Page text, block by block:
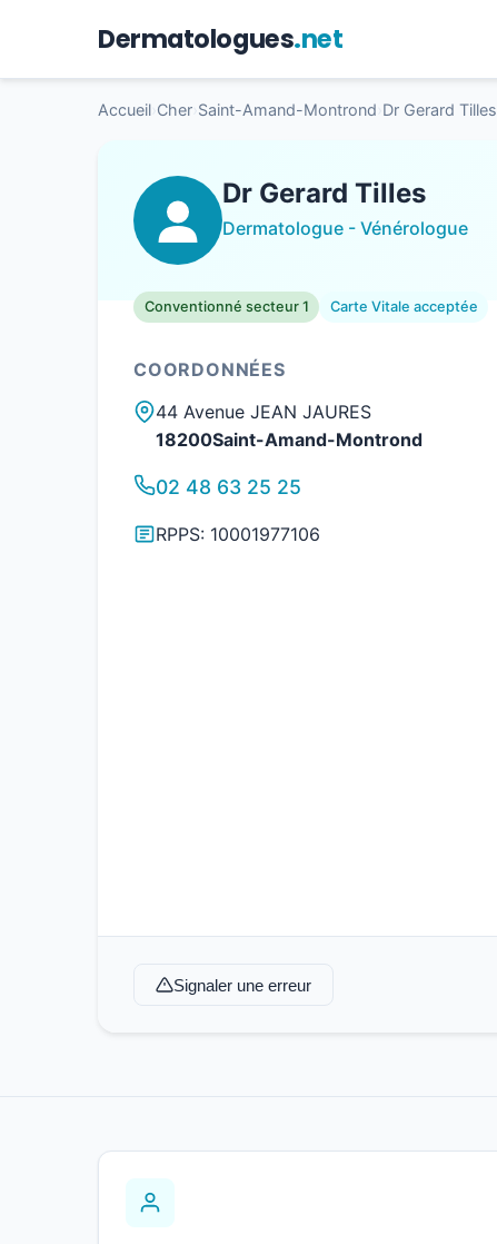
Dermatologues.net
Accueil Cher Saint-Amand-Montrond Dr Gerard Tilles
Dr Gerard Tilles
Dermatologue - Vénérologue
Conventionné secteur 1 Carte Vitale acceptée
COORDONNÉES
44 Avenue JEAN JAURES
18200Saint-Amand-Montrond
02 48 63 25 25
RPPS: 10001977106
Signaler une erreur